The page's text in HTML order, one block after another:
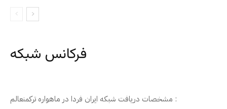
فرکانس شبکه
مشخصات دریافت شبکه ایران فردا در ماهواره ترکمنعالم :